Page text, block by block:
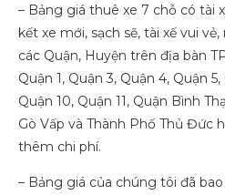
– Bảng giá thuê xe 7 chỗ có tài
kết xe mới, sạch sẽ, tài xế vui
các Quận, Huyện trên địa bàn
Quận 1, Quận 3, Quận 4, Quận
Quận 10, Quận 11, Quận Bình
Gò Vấp và Thành Phố Thủ Đức
thêm chi phí.
– Bảng giá của chúng tôi đã